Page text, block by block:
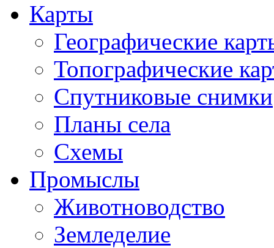
Карты
Географические
Топографические
Спутниковые снимки
Планы села
Схемы
Промыслы
Животноводство
Земледелие